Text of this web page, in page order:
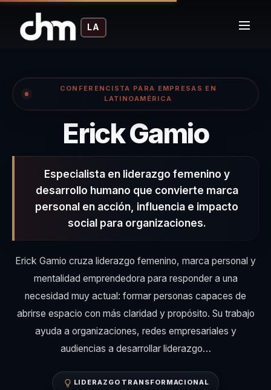
LA
CONFERENCISTA PARA EMPRESAS EN
LATINOAMÉRICA
Erick Gamio–
Especialista en liderazgo femenino y
desarrollo humano que convierte marca
personal en acción, influencia e impacto
social para organizaciones.
Erick Gamio cruza liderazgo femenino, marca personal y
mentalidad emprendedora para responder a una
necesidad muy actual: formar personas capaces de
abrirse espacio con más claridad y propósito. Su trabajo
ayuda a organizaciones, redes empresariales y
audiencias a desarrollar liderazgo…
LIDERAZGO TRANSFORMACIONAL